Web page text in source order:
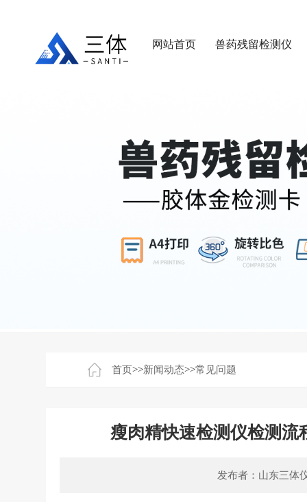
网站首页 兽药残留检测仪
首页>>新闻动态>>常见问题
瘦肉精快速检测仪检测流
发布者：山东三体